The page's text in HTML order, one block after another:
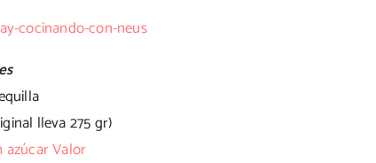
lleva 275 gr)
azúcar Valor